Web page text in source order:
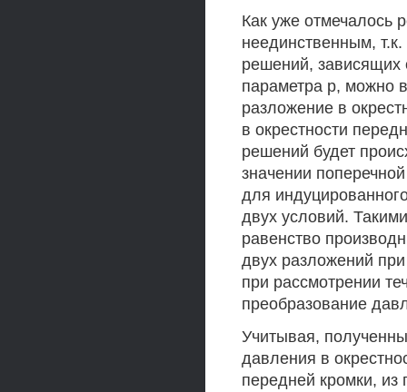
Как уже отмечалось
неединственным,
решений, зависящих
параметра р, можно
разложение в
в окрестности
решений будет
значении
для
двух условий.
равенство
двух разложений
при рассмотрении
преобразование
Учитывая,
давления в
передней кромки,